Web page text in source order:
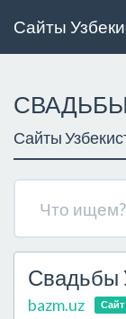
Сайты
СВАДЬБЫ
Сайты
Свадьбы
bazm.uz Сайт